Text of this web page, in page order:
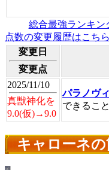
総合最強ランキン
点数の変更履歴はこちら
変更日
変更点
2025/11/10
真獣神化を
9.0(仮)→9.0
パラノヴ
できるこ
キャローネ